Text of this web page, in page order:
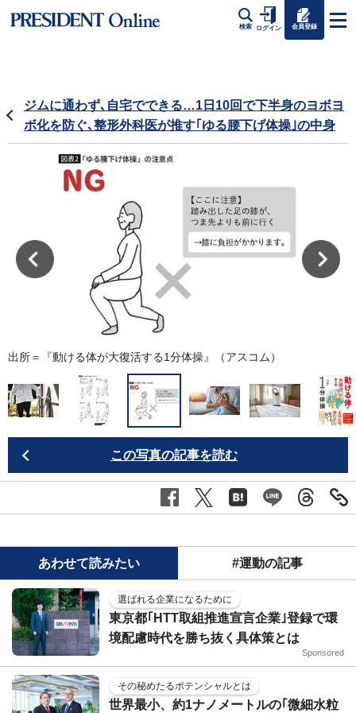
検索 ログイン 会員登録
ジムに通わず､自宅でできる…1日10回で下半身のヨボヨ
ボ化を防ぐ､整形外科医が推す｢ゆる腰下げ体操｣の中身
出所＝『動ける体が大復活する1分体操』（アスコム）
この写真の記事を読む
あわせて読みたい #運動の記事
選ばれる企業になるために
東京都｢HTT取組推進宣言企業｣登録で環
境配慮時代を勝ち抜く具体策とは
Sponsored
その秘めたるポテンシャルとは
世界最小、約1ナノメートルの｢微細水粒